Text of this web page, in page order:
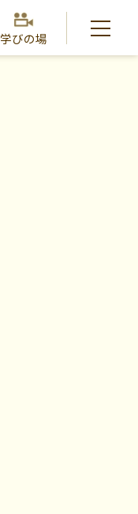
学びの場